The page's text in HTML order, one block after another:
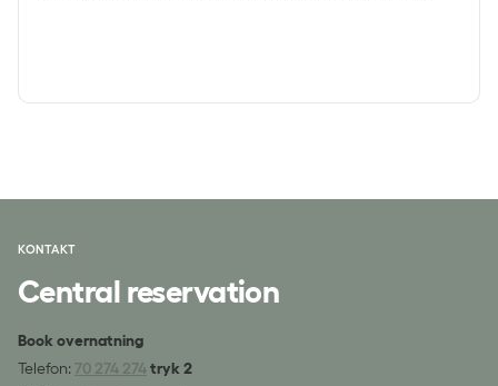
KONTAKT
Central reservation
Book overnatning
Telefon: 70 274 274tryk 2